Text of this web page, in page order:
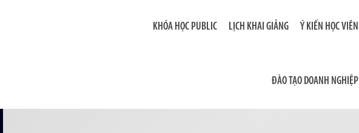
KHÓA HỌC PUBLIC LỊCH KHAI GIẢNG Ý KIẾN HỌC VIÊN
ĐÀO TẠO DOANH NGHIỆP